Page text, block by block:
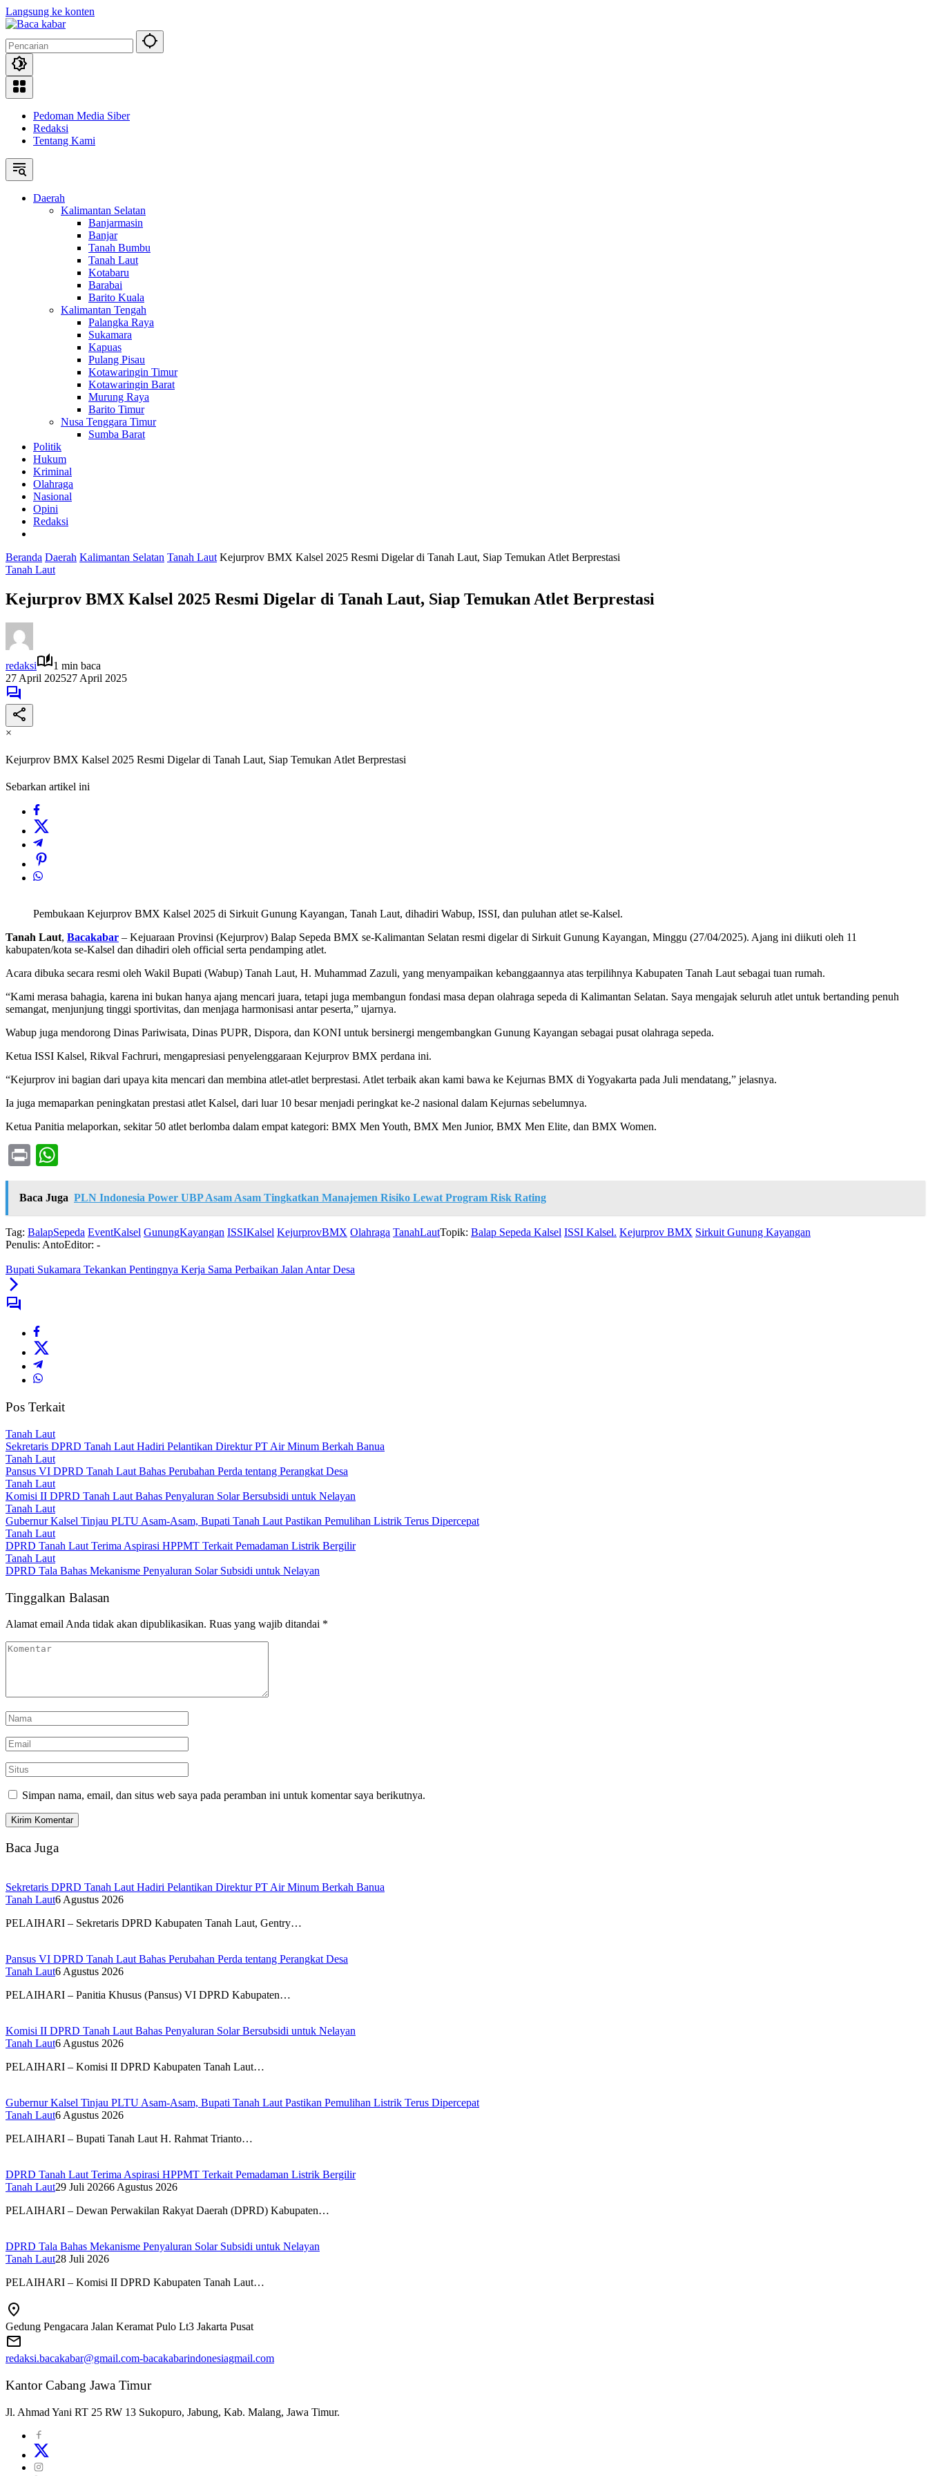
Langsung ke konten
Pedoman Media Siber
Redaksi
Tentang Kami
Daerah
Kalimantan Selatan
Banjarmasin
Banjar
Tanah Bumbu
Tanah Laut
Kotabaru
Barabai
Barito Kuala
Kalimantan Tengah
Palangka Raya
Sukamara
Kapuas
Pulang Pisau
Kotawaringin Timur
Kotawaringin Barat
Murung Raya
Barito Timur
Nusa Tenggara Timur
Sumba Barat
Politik
Hukum
Kriminal
Olahraga
Nasional
Opini
Redaksi
Beranda Daerah Kalimantan Selatan Tanah Laut Kejurprov BMX Kalsel 2025 Resmi Digelar di Tanah Laut, Siap Temukan Atlet Berprestasi
Tanah Laut
Kejurprov BMX Kalsel 2025 Resmi Digelar di Tanah Laut, Siap Temukan Atlet Berprestasi
redaksi
1 min baca
27 April 202527 April 2025
×
Kejurprov BMX Kalsel 2025 Resmi Digelar di Tanah Laut, Siap Temukan Atlet Berprestasi
Sebarkan artikel ini
Pembukaan Kejurprov BMX Kalsel 2025 di Sirkuit Gunung Kayangan, Tanah Laut, dihadiri Wabup, ISSI, dan puluhan atlet se-Kalsel.
Tanah Laut, Bacakabar – Kejuaraan Provinsi (Kejurprov) Balap Sepeda BMX se-Kalimantan Selatan resmi digelar di Sirkuit Gunung Kayangan, Minggu (27/04/2025). Ajang ini diikuti oleh 11
kabupaten/kota se-Kalsel dan dihadiri oleh official serta pendamping atlet.
Acara dibuka secara resmi oleh Wakil Bupati (Wabup) Tanah Laut, H. Muhammad Zazuli, yang menyampaikan kebanggaannya atas terpilihnya Kabupaten Tanah Laut sebagai tuan rumah.
“Kami merasa bahagia, karena ini bukan hanya ajang mencari juara, tetapi juga membangun fondasi masa depan olahraga sepeda di Kalimantan Selatan. Saya mengajak seluruh atlet untuk bertanding penuh
semangat, menjunjung tinggi sportivitas, dan menjaga harmonisasi antar peserta,” ujarnya.
Wabup juga mendorong Dinas Pariwisata, Dinas PUPR, Dispora, dan KONI untuk bersinergi mengembangkan Gunung Kayangan sebagai pusat olahraga sepeda.
Ketua ISSI Kalsel, Rikval Fachruri, mengapresiasi penyelenggaraan Kejurprov BMX perdana ini.
“Kejurprov ini bagian dari upaya kita mencari dan membina atlet-atlet berprestasi. Atlet terbaik akan kami bawa ke Kejurnas BMX di Yogyakarta pada Juli mendatang,” jelasnya.
Ia juga memaparkan peningkatan prestasi atlet Kalsel, dari luar 10 besar menjadi peringkat ke-2 nasional dalam Kejurnas sebelumnya.
Ketua Panitia melaporkan, sekitar 50 atlet berlomba dalam empat kategori: BMX Men Youth, BMX Men Junior, BMX Men Elite, dan BMX Women.
Print
Baca Juga PLN Indonesia Power UBP Asam Asam Tingkatkan Manajemen Risiko Lewat Program Risk Rating
Tag: BalapSepeda EventKalsel GunungKayangan ISSIKalsel KejurprovBMX Olahraga TanahLautTopik: Balap Sepeda Kalsel ISSI Kalsel. Kejurprov BMX Sirkuit Gunung Kayangan
Penulis: AntoEditor: -
Bupati Sukamara Tekankan Pentingnya Kerja Sama Perbaikan Jalan Antar Desa
Pos Terkait
Tanah Laut
Sekretaris DPRD Tanah Laut Hadiri Pelantikan Direktur PT Air Minum Berkah Banua
Tanah Laut
Pansus VI DPRD Tanah Laut Bahas Perubahan Perda tentang Perangkat Desa
Tanah Laut
Komisi II DPRD Tanah Laut Bahas Penyaluran Solar Bersubsidi untuk Nelayan
Tanah Laut
Gubernur Kalsel Tinjau PLTU Asam-Asam, Bupati Tanah Laut Pastikan Pemulihan Listrik Terus Dipercepat
Tanah Laut
DPRD Tanah Laut Terima Aspirasi HPPMT Terkait Pemadaman Listrik Bergilir
Tanah Laut
DPRD Tala Bahas Mekanisme Penyaluran Solar Subsidi untuk Nelayan
Tinggalkan Balasan
Alamat email Anda tidak akan dipublikasikan. Ruas yang wajib ditandai *
Simpan nama, email, dan situs web saya pada peramban ini untuk komentar saya berikutnya.
Baca Juga
Sekretaris DPRD Tanah Laut Hadiri Pelantikan Direktur PT Air Minum Berkah Banua
Tanah Laut6 Agustus 2026
PELAIHARI – Sekretaris DPRD Kabupaten Tanah Laut, Gentry…
Pansus VI DPRD Tanah Laut Bahas Perubahan Perda tentang Perangkat Desa
Tanah Laut6 Agustus 2026
PELAIHARI – Panitia Khusus (Pansus) VI DPRD Kabupaten…
Komisi II DPRD Tanah Laut Bahas Penyaluran Solar Bersubsidi untuk Nelayan
Tanah Laut6 Agustus 2026
PELAIHARI – Komisi II DPRD Kabupaten Tanah Laut…
Gubernur Kalsel Tinjau PLTU Asam-Asam, Bupati Tanah Laut Pastikan Pemulihan Listrik Terus Dipercepat
Tanah Laut6 Agustus 2026
PELAIHARI – Bupati Tanah Laut H. Rahmat Trianto…
DPRD Tanah Laut Terima Aspirasi HPPMT Terkait Pemadaman Listrik Bergilir
Tanah Laut29 Juli 20266 Agustus 2026
PELAIHARI – Dewan Perwakilan Rakyat Daerah (DPRD) Kabupaten…
DPRD Tala Bahas Mekanisme Penyaluran Solar Subsidi untuk Nelayan
Tanah Laut28 Juli 2026
PELAIHARI – Komisi II DPRD Kabupaten Tanah Laut…
Gedung Pengacara Jalan Keramat Pulo Lt3 Jakarta Pusat
redaksi.bacakabar@gmail.com-bacakabarindonesiagmail.com
Kantor Cabang Jawa Timur
Jl. Ahmad Yani RT 25 RW 13 Sukopuro, Jabung, Kab. Malang, Jawa Timur.